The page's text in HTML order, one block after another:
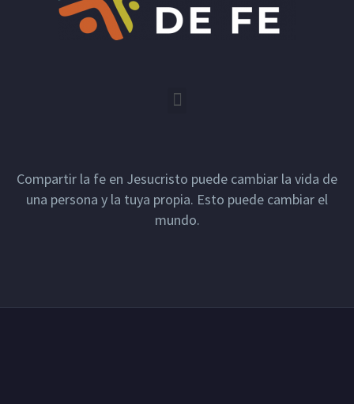
Compartir la fe en Jesucristo puede cambiar la vida de
una persona y la tuya propia. Esto puede cambiar el
mundo.